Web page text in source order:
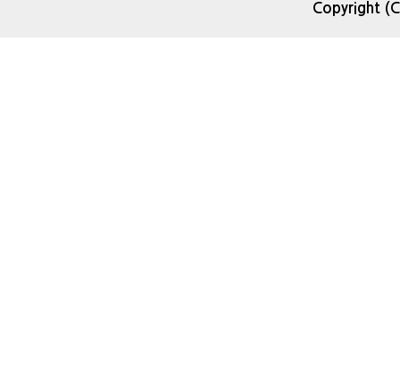
Copyright